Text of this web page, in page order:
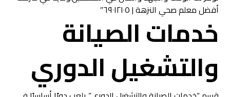
أفضل معلم صحي النزهة | ٦٩٠١٢١٠٥″
خدمات الصيانة
والتشغيل الدوري